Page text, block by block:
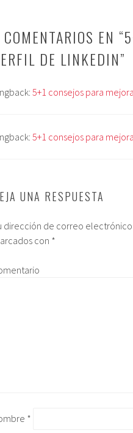
EN “
DE LINKEDIN”
5+1 consejos para
5+1 consejos para
UNA RESPUESTA
dirección de correo electrónico
con *
*